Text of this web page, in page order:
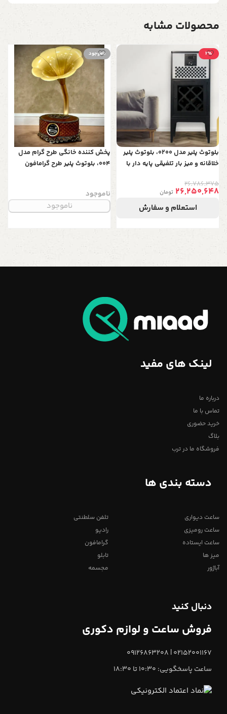
محصولات مشابه
2٪
بلوتوث پلیر مدل 0200، بلوتوث پلیر
خلاقانه و میز بار تلفیقی پایه دار با
رادیو با ظاهر شیک و نوستالژی،
دارای ریموت کنترل
26,786,375
26,250,648 تومان
استعلام و سفارش
ناموجود
پخش کننده خانگی طرح گرام مدل
004، بلوتوث پلیر طرح گرامافون
ناموجود
ناموجود
لینک های مفید
درباره ما
تماس با ما
خرید حضوری
بلاگ
فروشگاه ما در ترب
دسته بندی ها
ساعت دیواری
ساعت رومیزی
ساعت ایستاده
میز ها
آباژور
تلفن سلطنتی
رادیو
گرامافون
تابلو
مجسمه
دنبال کنید
فروش ساعت و لوازم دکوری
02152001167 | 09126863208
ساعت پاسخگویی: 10:30 تا 18:30